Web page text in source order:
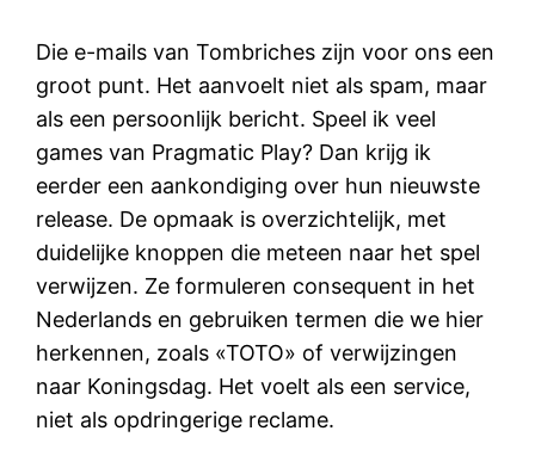
Die e-mails van Tombriches zijn voor ons een
groot punt. Het aanvoelt niet als spam, maar
als een persoonlijk bericht. Speel ik veel
games van Pragmatic Play? Dan krijg ik
eerder een aankondiging over hun nieuwste
release. De opmaak is overzichtelijk, met
duidelijke knoppen die meteen naar het spel
verwijzen. Ze formuleren consequent in het
Nederlands en gebruiken termen die we hier
herkennen, zoals «TOTO» of verwijzingen
naar Koningsdag. Het voelt als een service,
niet als opdringerige reclame.